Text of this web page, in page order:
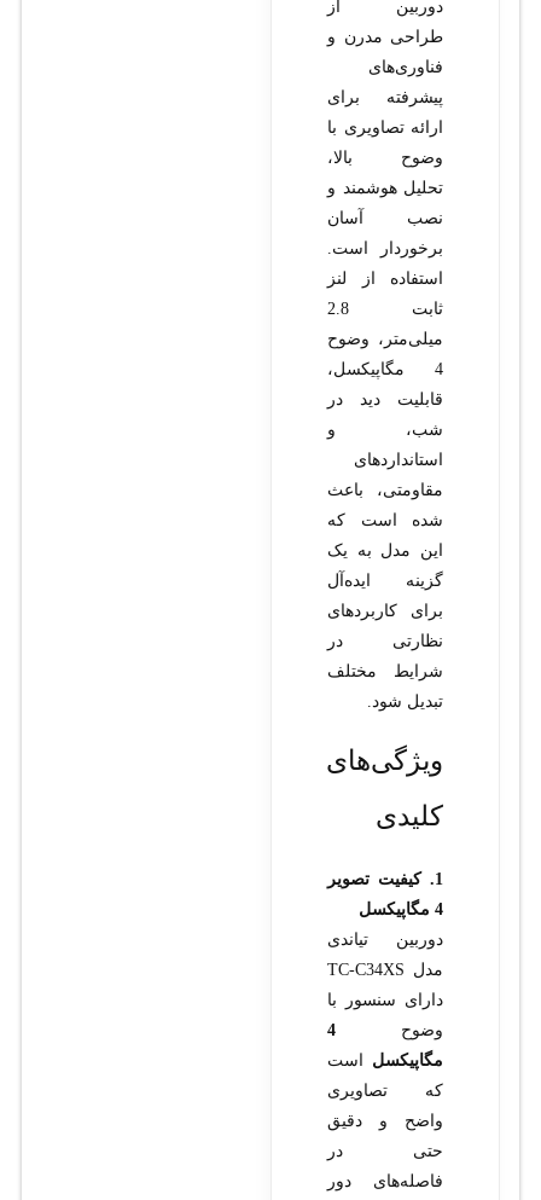
دوربین از
طراحی مدرن و
فناوری‌های
پیشرفته برای
ارائه تصاویری با
وضوح بالا،
تحلیل هوشمند و
نصب آسان
برخوردار است.
استفاده از لنز
ثابت 2.8
میلی‌متر، وضوح
4 مگاپیکسل،
قابلیت دید در
شب، و
استانداردهای
مقاومتی، باعث
شده است که
این مدل به یک
گزینه ایده‌آل
برای کاربردهای
نظارتی در
شرایط مختلف
تبدیل شود.
ویژگی‌های
کلیدی
1. کیفیت تصویر
4 مگاپیکسل
دوربین تیاندی
مدل TC-C34XS
دارای سنسور با
وضوح 4
مگاپیکسل است
که تصاویری
واضح و دقیق
حتی در
فاصله‌های دور